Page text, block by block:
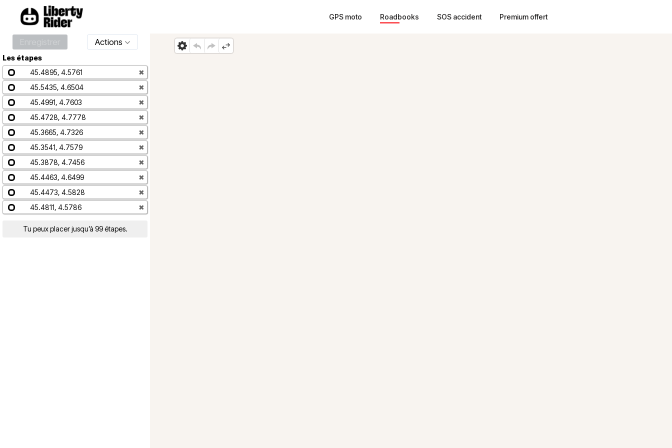
GPS moto Roadbooks SOS accident Premium offert
Actions
Les étapes
45.4895, 4.5761
✖
45.5435, 4.6504
✖
45.4991, 4.7603
✖
45.4728, 4.7778
✖
45.3665, 4.7326
✖
45.3541, 4.7579
✖
45.3878, 4.7456
✖
45.4463, 4.6499
✖
45.4473, 4.5828
✖
45.4811, 4.5786
✖
Tu peux placer jusqu’à 99 étapes.